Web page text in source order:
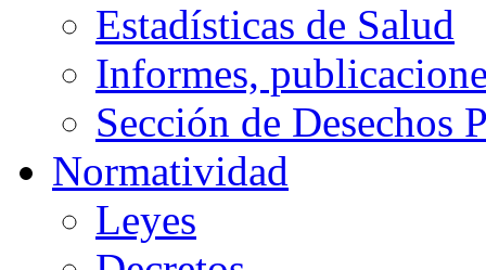
Estadísticas de Salud
Informes,
Sección de Desechos
Normatividad
Leyes